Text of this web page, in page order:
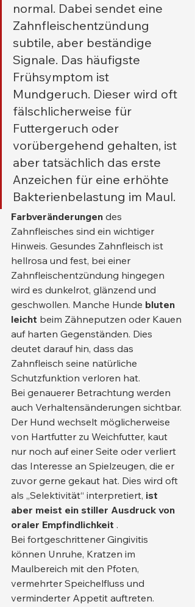
normal. Dabei sendet eine
Zahnfleischentzündung
subtile, aber beständige
Signale. Das häufigste
Frühsymptom ist
Mundgeruch. Dieser wird oft
fälschlicherweise für
Futtergeruch oder
vorübergehend gehalten, ist
aber tatsächlich das erste
Anzeichen für eine erhöhte
Bakterienbelastung im Maul.
Farbveränderungen des
Zahnfleisches sind ein wichtiger
Hinweis. Gesundes Zahnfleisch ist
hellrosa und fest, bei einer
Zahnfleischentzündung hingegen
wird es dunkelrot, glänzend und
geschwollen. Manche Hunde bluten
leicht beim Zähneputzen oder Kauen
auf harten Gegenständen. Dies
deutet darauf hin, dass das
Zahnfleisch seine natürliche
Schutzfunktion verloren hat.
Bei genauerer Betrachtung werden
auch Verhaltensänderungen sichtbar.
Der Hund wechselt möglicherweise
von Hartfutter zu Weichfutter, kaut
nur noch auf einer Seite oder verliert
das Interesse an Spielzeugen, die er
zuvor gerne gekaut hat. Dies wird oft
als „Selektivität“ interpretiert, ist
aber meist ein stiller Ausdruck von
oraler Empfindlichkeit .
Bei fortgeschrittener Gingivitis
können Unruhe, Kratzen im
Maulbereich mit den Pfoten,
vermehrter Speichelfluss und
verminderter Appetit auftreten.